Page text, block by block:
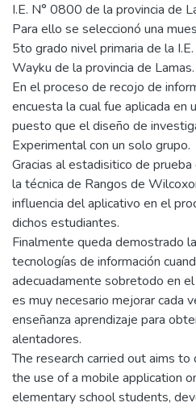
I.E. N° 0800 de la provincia de
Para ello se seleccionó una
5to grado nivel primaria de la
Wayku de la provincia de Lamas.
En el proceso de recojo de
encuesta la cual fue aplicada en
puesto que el diseño de
Experimental con un solo grupo.
Gracias al estadisitico de
la técnica de Rangos de
influencia del aplicativo en el
dichos estudiantes.
Finalmente queda demostrado
tecnologías de información
adecuadamente sobretodo en
es muy necesario mejorar cada
enseñanza aprendizaje para
alentadores.
The research carried out aims
the use of a mobile application
elementary school students,